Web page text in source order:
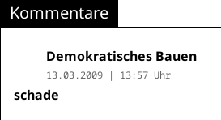
Kommentare
Demokratisches Bauen
13.03.2009 | 13:57 Uhr
schade